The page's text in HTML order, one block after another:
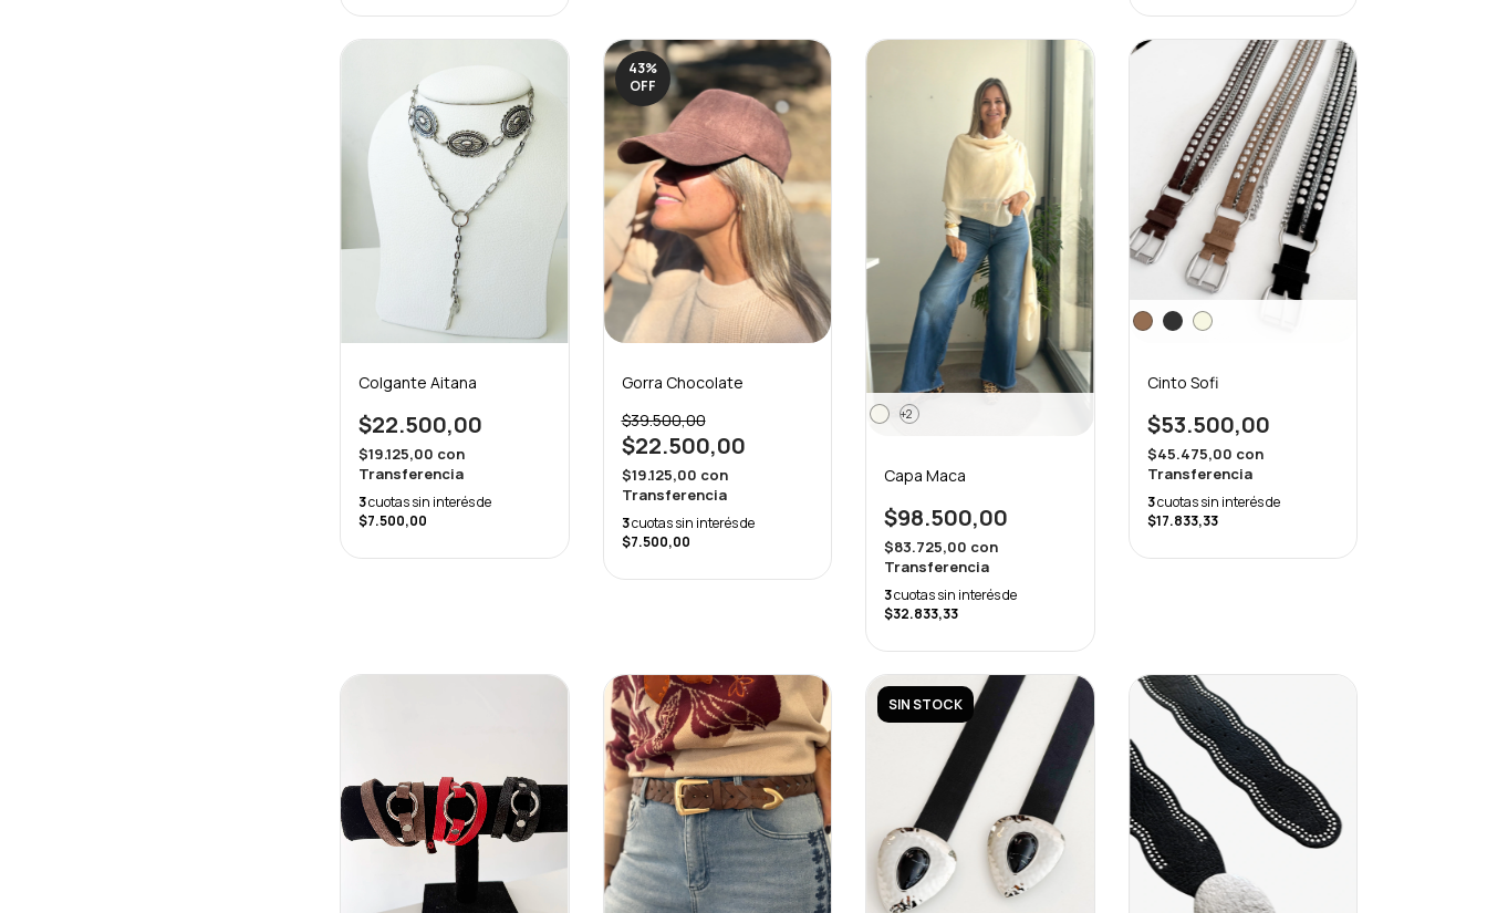
Colgante Aitana
$22.500,00
$19.125,00 con
Transferencia
3cuotas sin interés de
$7.500,00
43%
OFF
Gorra Chocolate
$39.500,00
$22.500,00
$19.125,00 con
Transferencia
3cuotas sin interés de
$7.500,00
+2
Capa Maca
$98.500,00
$83.725,00 con
Transferencia
3cuotas sin interés de
$32.833,33
Cinto Sofi
$53.500,00
$45.475,00 con
Transferencia
3cuotas sin interés de
$17.833,33
SIN STOCK